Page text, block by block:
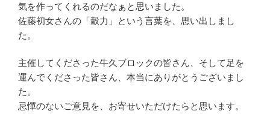
気を作ってくれるのだなぁと思いました。
佐藤初女さんの「穀力」という言葉を、思い出しまし
た。
主催してくださった牛久ブロックの皆さん、そして足を
運んでくださった皆さん、本当にありがとうございまし
た。
忌憚のないご意見を、お寄せいただけたらと思います。